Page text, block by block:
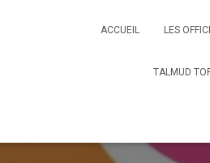
ACCUEIL LES
TALMUD